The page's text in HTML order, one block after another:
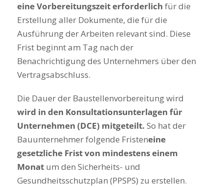
eine Vorbereitungszeit erforderlich für die
Erstellung aller Dokumente, die für die
Ausführung der Arbeiten relevant sind. Diese
Frist beginnt am Tag nach der
Benachrichtigung des Unternehmers über den
Vertragsabschluss.
Die Dauer der Baustellenvorbereitung wird
wird in den Konsultationsunterlagen für
Unternehmen (DCE) mitgeteilt. So hat der
Bauunternehmer folgende Fristeneine
gesetzliche Frist von mindestens einem
Monat um den Sicherheits- und
Gesundheitsschutzplan (PPSPS) zu erstellen.